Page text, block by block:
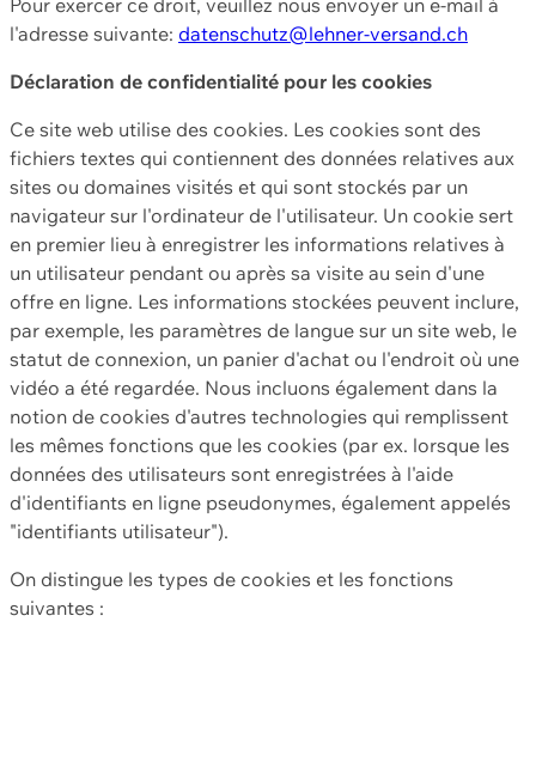
l'adresse suivante: datenschutz@lehner-versand.ch
Déclaration de confidentialité pour les cookies
Ce site web utilise des cookies. Les cookies sont des
fichiers textes qui contiennent des données relatives aux
sites ou domaines visités et qui sont stockés par un
navigateur sur l'ordinateur de l'utilisateur. Un cookie sert
en premier lieu à enregistrer les informations relatives à
un utilisateur pendant ou après sa visite au sein d'une
offre en ligne. Les informations stockées peuvent inclure,
par exemple, les paramètres de langue sur un site web, le
statut de connexion, un panier d'achat ou l'endroit où une
vidéo a été regardée. Nous incluons également dans la
notion de cookies d'autres technologies qui remplissent
les mêmes fonctions que les cookies (par ex. lorsque les
données des utilisateurs sont enregistrées à l'aide
d'identifiants en ligne pseudonymes, également appelés
"identifiants utilisateur").
On distingue les types de cookies et les fonctions
suivantes :